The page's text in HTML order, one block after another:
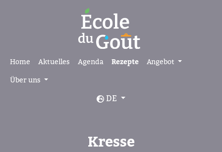
Home Aktuelles Agenda Rezepte Angebot
Über uns
DE
Kresse